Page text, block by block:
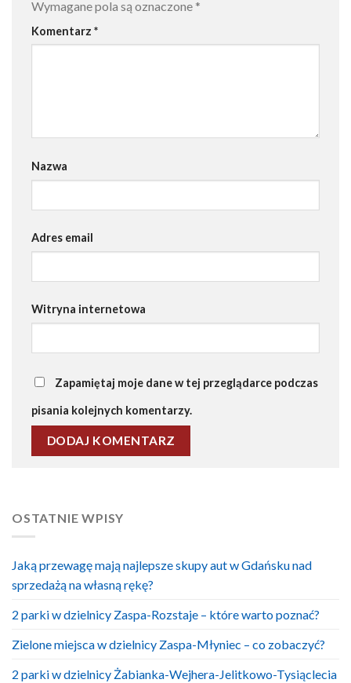
Wymagane pola są oznaczone *
Komentarz *
Nazwa
Adres email
Witryna internetowa
Zapamiętaj moje dane w tej przeglądarce podczas
pisania kolejnych komentarzy.
OSTATNIE WPISY
Jaką przewagę mają najlepsze skupy aut w Gdańsku nad
sprzedażą na własną rękę?
2 parki w dzielnicy Zaspa-Rozstaje – które warto poznać?
Zielone miejsca w dzielnicy Zaspa-Młyniec – co zobaczyć?
2 parki w dzielnicy Żabianka-Wejhera-Jelitkowo-Tysiąclecia